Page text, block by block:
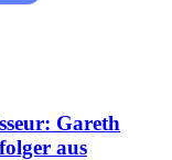
Gareth
aus